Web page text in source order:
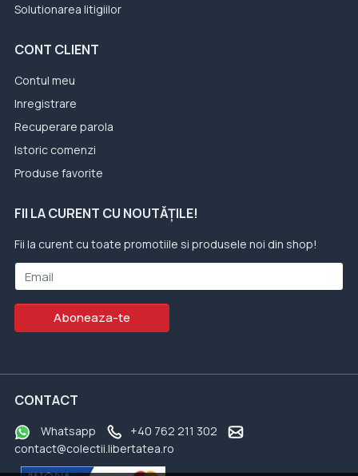
Solutionarea litigiilor
CONT CLIENT
Contul meu
Inregistrare
Recuperare parola
Istoric comenzi
Produse favorite
FII LA CURENT CU NOUTĂȚILE!
Fii la curent cu toate promotiile si produsele noi din shop!
Email
Aboneaza-te
CONTACT
Whatsapp
+40 762 211 302
contact@colectii.libertatea.ro